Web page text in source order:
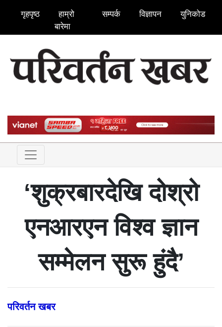
गृहपृष्ठ
हाम्रो
बारेमा
सम्पर्क विज्ञापन युनिकोड
‘शुक्रबारदेखि दोश्रो
एनआरएन विश्व ज्ञान
सम्मेलन सुरू हुंदै’
परिवर्तन खबर